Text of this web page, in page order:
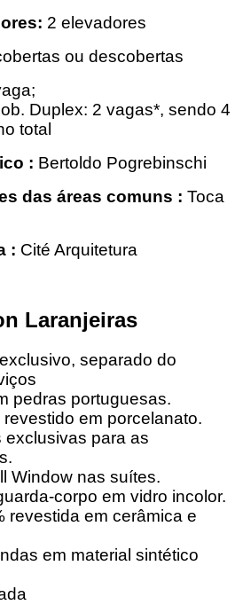
2 elevadores
ou descobertas
Duplex: 2 vagas*, sendo 4
total
: Bertoldo Pogrebinschi
das áreas comuns : Toca
: Cité Arquitetura
Laranjeiras
separado do
pedras portuguesas.
em porcelanato.
exclusivas para as
Window nas suítes.
corpo em vidro incolor.
revestida em cerâmica e
em material sintético